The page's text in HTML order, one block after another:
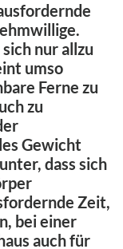
nur allzu
umso
Ferne zu
zu
Gewicht
dass sich
Zeit,
bei einer
auch für